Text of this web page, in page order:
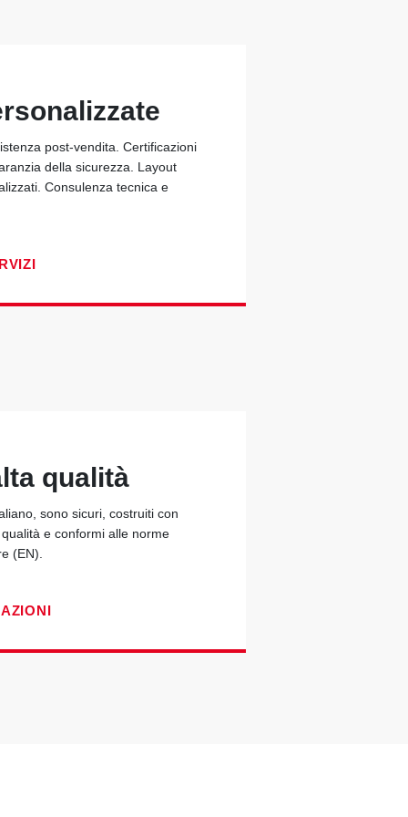
post-vendita. Certificazioni
della sicurezza. Layout
Consulenza tecnica e
qualità
sono sicuri, costruiti con
e conformi alle norme
(EN).